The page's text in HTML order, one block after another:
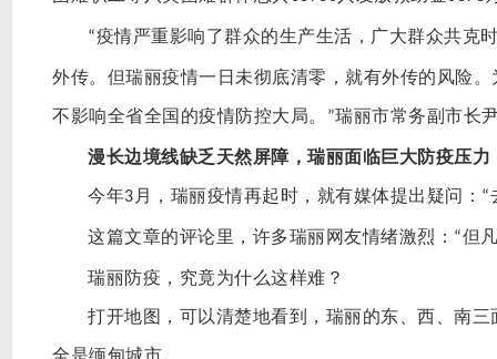
“疫情严重影响了群众的生产生活，广大群众共克
外传。但瑞丽疫情一日未彻底清零，就有外传的风险
不影响全省全国的疫情防控大局。 ”瑞丽市常务副市长
漫长边境线缺乏天然屏障，瑞丽面临巨大防疫压力
今年3 月，瑞丽疫情再起时，就有媒体提出疑问： “
这篇文章的评论里，许多瑞丽网友情绪激烈： “但
瑞丽防疫，究竟为什么这样难？
打开地图，可以清楚地看到，瑞丽的东、西、南
全是缅甸城市。